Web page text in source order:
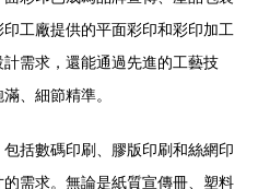
工廠提供的平面彩印和彩印加工
需求，還能通過先進的工藝技
、細節精準。
括數碼印刷、膠版印刷和絲網印
需求。無論是紙質宣傳冊、塑料